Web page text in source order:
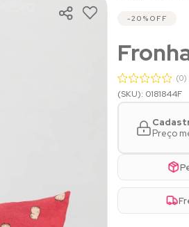
20% OFF
(0)
(SKU): 0181844F
Preço